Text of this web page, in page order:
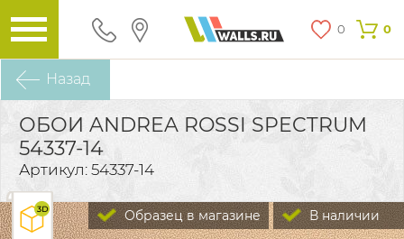
0 0
Назад
ОБОИ ANDREA ROSSI SPECTRUM
54337-14
Артикул: 54337-14
В наличии
Образец в магазине